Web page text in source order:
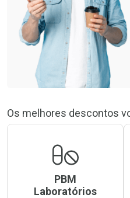
Os melhores descontos
PBM
Laboratórios